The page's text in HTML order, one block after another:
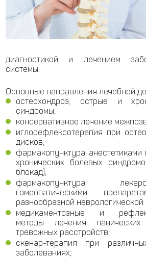
диагностикой и лечением
системы.
Основные направления лечебной
остеохондроз, острые и
синдромы;
консервативное лечение
иглорефлексотерапия при
дисков;
фармакопунктура
хронических болевых
блокад);
фармакопунктура
гомеопатическими
разнообразной неврологической
медикаментозные и
методы лечения
тревожных расстройств;
скенар-терапия при
заболеваниях;